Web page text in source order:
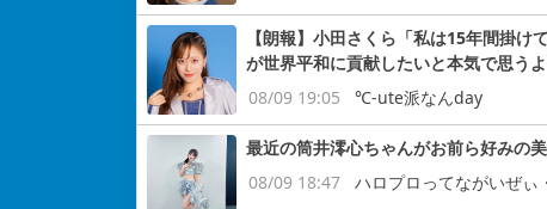
【朗報】小田さくら「私は15年間掛
が世界平和に貢献したいと本気で思う
08/09 19:05
℃-ute派なんday
最近の筒井澪心ちゃんがお前ら好みの
08/09 18:47
ハロプロってながいぜぃ